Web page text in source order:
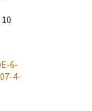
6-
4-